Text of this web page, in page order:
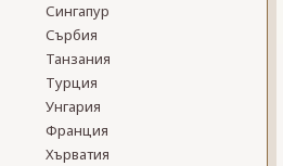
Сингапур
Сърбия
Танзания
Турция
Унгария
Франция
Хърватия